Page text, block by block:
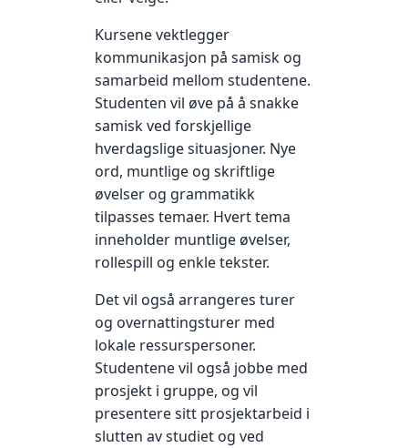
Kursene vektlegger
kommunikasjon på samisk og
samarbeid mellom studentene.
Studenten vil øve på å snakke
samisk ved forskjellige
hverdagslige situasjoner. Nye
ord, muntlige og skriftlige
øvelser og grammatikk
tilpasses temaer. Hvert tema
inneholder muntlige øvelser,
rollespill og enkle tekster.
Det vil også arrangeres turer
og overnattingsturer med
lokale ressurspersoner.
Studentene vil også jobbe med
prosjekt i gruppe, og vil
presentere sitt prosjektarbeid i
slutten av studiet og ved